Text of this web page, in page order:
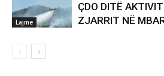
Lajme
ÇDO DITË
ZJARRIT NË